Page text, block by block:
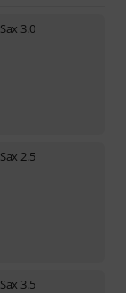
3.0
2.5
3.5